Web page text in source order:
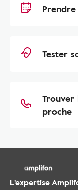
Tester
proche
L'expertise